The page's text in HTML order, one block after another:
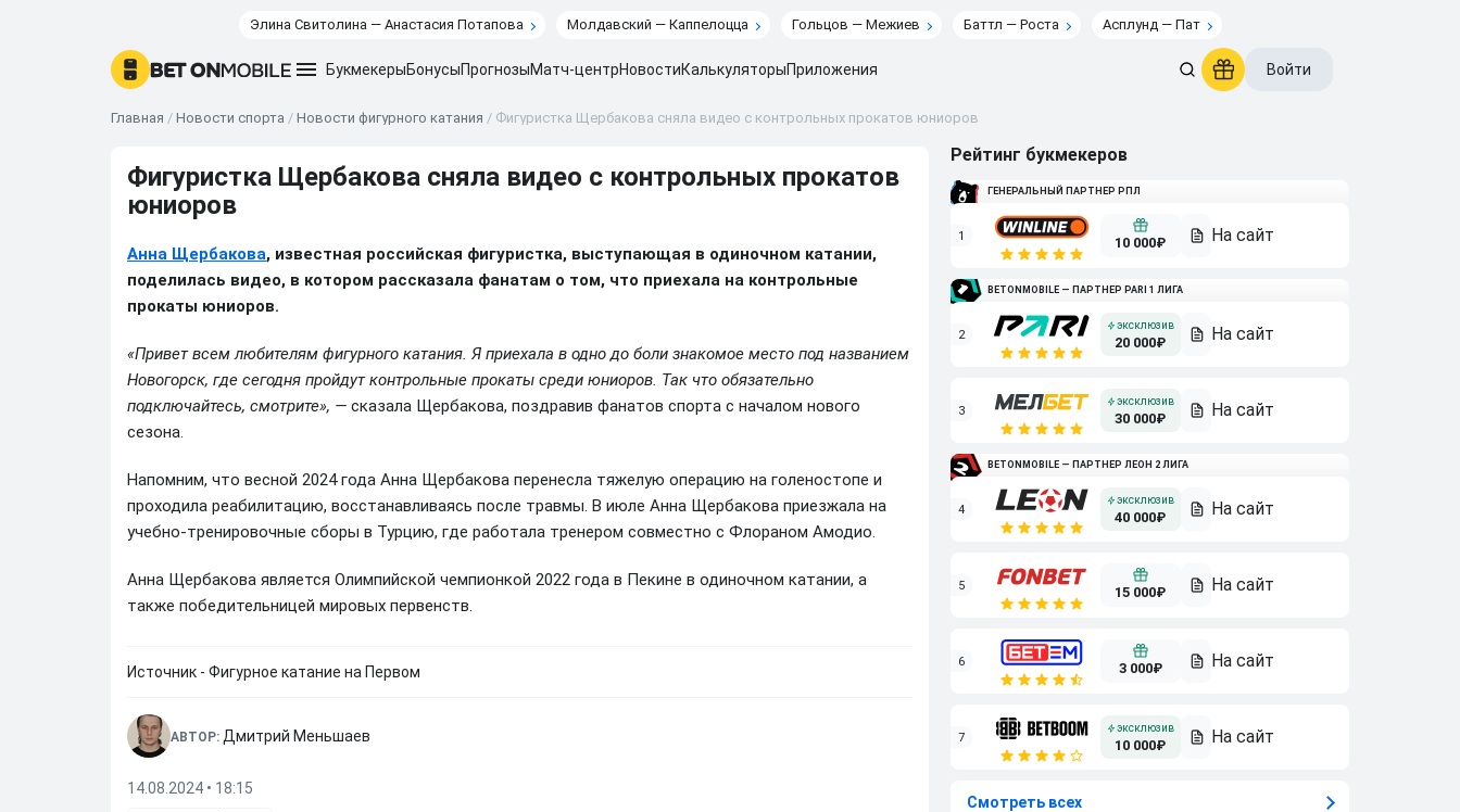
Элина Свитолина — Анастасия Потапова Молдавский — Каппелоцца Гольцов — Межиев Баттл — Роста Асплунд — Пат
БукмекерыБонусыПрогнозыМатч-центрНовостиКалькуляторыПриложения Войти
Главная / Новости спорта / Новости фигурного катания / Фигуристка Щербакова сняла видео с контрольных прокатов юниоров
Фигуристка Щербакова сняла видео с контрольных прокатов
юниоров
Анна Щербакова, известная российская фигуристка, выступающая в одиночном катании,
поделилась видео, в котором рассказала фанатам о том, что приехала на контрольные
прокаты юниоров.
«Привет всем любителям фигурного катания. Я приехала в одно до боли знакомое место под названием
Новогорск, где сегодня пройдут контрольные прокаты среди юниоров. Так что обязательно
подключайтесь, смотрите», — сказала Щербакова, поздравив фанатов спорта с началом нового
сезона.
Напомним, что весной 2024 года Анна Щербакова перенесла тяжелую операцию на голеностопе и
проходила реабилитацию, восстанавливаясь после травмы. В июле Анна Щербакова приезжала на
учебно-тренировочные сборы в Турцию, где работала тренером совместно с Флораном Амодио.
Анна Щербакова является Олимпийской чемпионкой 2022 года в Пекине в одиночном катании, а
также победительницей мировых первенств.
Источник - Фигурное катание на Первом
АВТОР: Дмитрий Меньшаев
14.08.2024 • 18:15
Рейтинг букмекеров
ГЕНЕРАЛЬНЫЙ ПАРТНЕР РПЛ
1 10 000₽
BETONMOBILE — ПАРТНЕР PARI 1 ЛИГА
2 20 000₽
3 30 000₽
BETONMOBILE — ПАРТНЕР ЛЕОН 2 ЛИГА
4 40 000₽
5 15 000₽
6 3 000₽
7 10 000₽
Смотреть всех